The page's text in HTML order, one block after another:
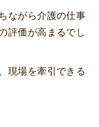
ながら介護の仕事
評価が高まるでし
現場を牽引できる